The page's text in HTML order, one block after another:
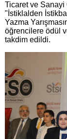
Ticaret ve Sanayi
"İstiklalden
Yazma
öğrencilere ödül
takdim edildi.